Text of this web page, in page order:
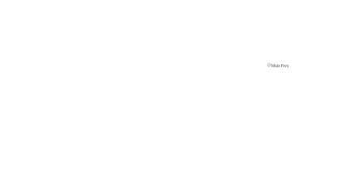
© Maja Frey